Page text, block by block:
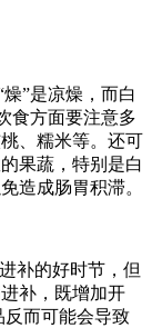
”是凉燥，而白
食方面要注意多
、糯米等。还可
果蔬，特别是白
造成肠胃积滞。
补的好时节，但
补，既增加开
而可能会导致